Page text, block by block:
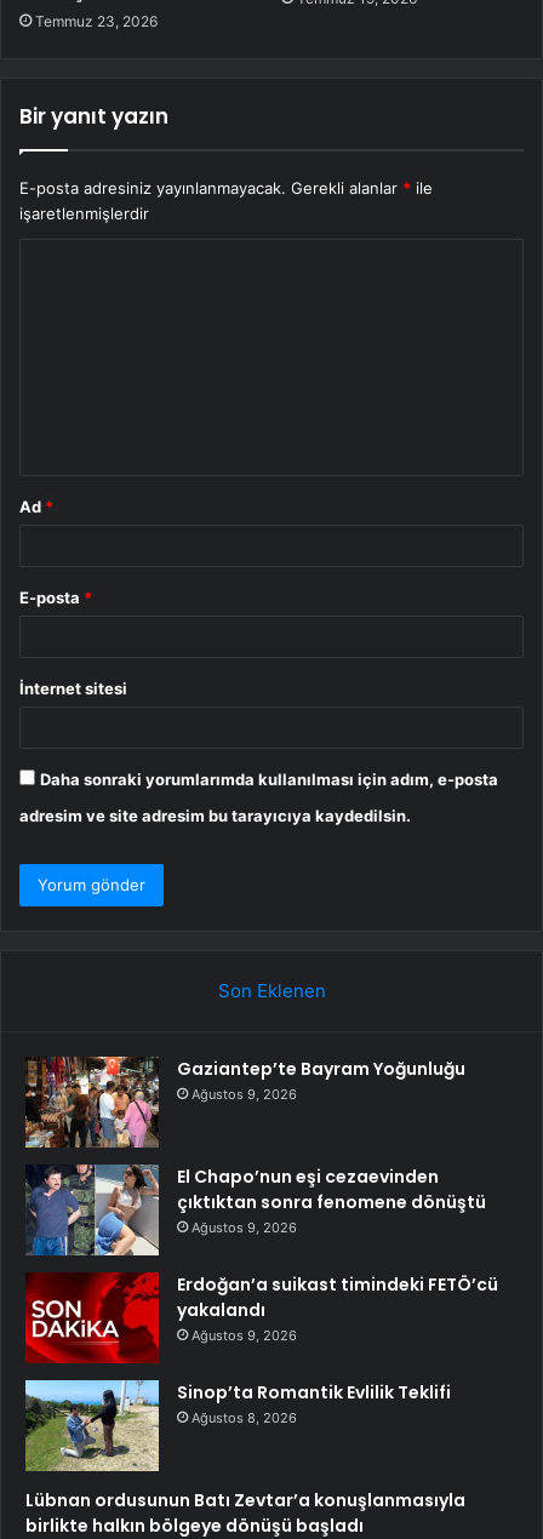
Temmuz 23, 2026
Bir yanıt yazın
E-posta adresiniz yayınlanmayacak. Gerekli alanlar * ile
işaretlenmişlerdir
Ad *
E-posta *
İnternet sitesi
Daha sonraki yorumlarımda kullanılması için adım, e-posta
adresim ve site adresim bu tarayıcıya kaydedilsin.
Son Eklenen
Gaziantep’te Bayram Yoğunluğu
Ağustos 9, 2026
El Chapo’nun eşi cezaevinden
çıktıktan sonra fenomene dönüştü
Ağustos 9, 2026
Erdoğan’a suikast timindeki FETÖ’cü
yakalandı
Ağustos 9, 2026
Sinop’ta Romantik Evlilik Teklifi
Ağustos 8, 2026
Lübnan ordusunun Batı Zevtar’a konuşlanmasıyla
birlikte halkın bölgeye dönüşü başladı